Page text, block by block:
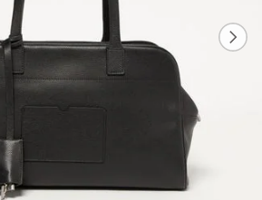
1 34
MD.BROWN / FREE
165cm